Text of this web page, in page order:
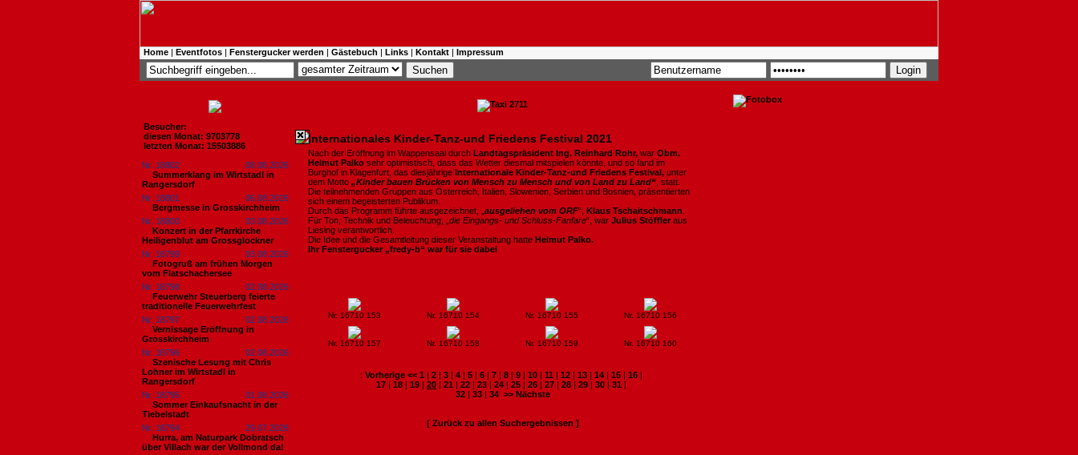
Home | Eventfotos | Fenstergucker werden | Gästebuch | Links | Kontakt | Impressum
Besucher:
diesen Monat: 9703778
letzten Monat: 15503886
Nr. 18802
08.08.2026
Summerklang im Wirtstadl in
Rangersdorf
Nr. 18801
06.08.2026
Bergmesse in Grosskirchheim
Nr. 18800
03.08.2026
Konzert in der Pfarrkirche
Heiligenblut am Grossglockner
Nr. 18799
03.08.2026
Fotogruß am frühen Morgen
vom Flatschachersee
Nr. 18798
02.08.2026
Feuerwehr Steuerberg feierte
traditionelle Feuerwehrfest
Nr. 18797
02.08.2026
Vernissage Eröffnung in
Grosskirchheim
Nr. 18796
02.08.2026
Szenische Lesung mit Chris
Lohner im Wirtstadl in
Rangersdorf
Nr. 18795
01.08.2026
Sommer Einkaufsnacht in der
Tiebelstadt
Nr. 18794
29.07.2026
Hurra, am Naturpark Dobratsch
über Villach war der Vollmond da!
Internationales Kinder-Tanz-und Friedens Festival 2021
Nach der Eröffnung im Wappensaal durch Landtagspräsident Ing. Reinhard Rohr, war Obm.
Helmut Palko sehr optimistisch, dass das Wetter diesmal mitspielen könnte, und so fand im
Burghof in Klagenfurt, das diesjährige Internationale Kinder-Tanz-und Friedens Festival, unter
dem Motto „Kinder bauen Brücken von Mensch zu Mensch und von Land zu Land“ , statt.
Die teilnehmenden Gruppen aus Österreich, Italien, Slowenien, Serbien und Bosnien, präsentierten
sich einem begeisterten Publikum.
Durch das Programm führte ausgezeichnet, „ ausgeliehen vom ORF“, Klaus Tschaitschmann
Für Ton, Technik und Beleuchtung, „ die Eingangs- und Schluss-Fanfare“, war Julius Stöffler aus
Liesing verantwortlich.
Die Idee und die Gesamtleitung dieser Veranstaltung hatte Helmut Palko.
Ihr Fenstergucker „fredy-b“ war für sie dabei
Nr. 16710 153 Nr. 16710 154 Nr. 16710 155 Nr. 16710 156
Nr. 16710 157 Nr. 16710 158 Nr. 16710 159 Nr. 16710 160
: Vorherige << 1 | 2 | 3 | 4 | 5 | 6 | 7 | 8 | 9 | 10 | 11 | 12 | 13 | 14 | 15 | 16 |
17 | 18 | 19 | 20 | 21 | 22 | 23 | 24 | 25 | 26 | 27 | 28 | 29 | 30 | 31 |
32| 33| 34 >> Nächste
[ Zurück zu allen Suchergebnissen ]